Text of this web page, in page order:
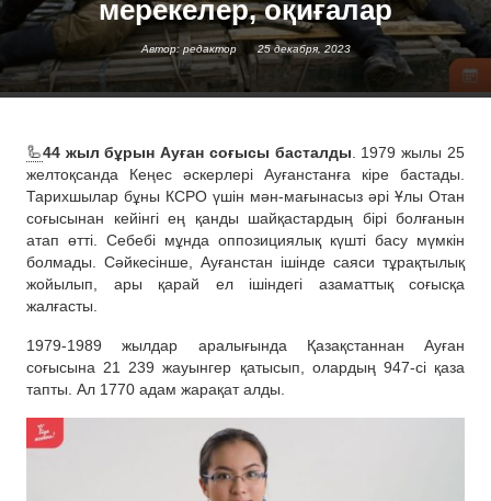
мерекелер, оқиғалар
Автор: редактор 25 декабря, 2023
🦾44 жыл бұрын Ауған соғысы басталды. 1979 жылы 25
желтоқсанда Кеңес әскерлері Ауғанстанға кіре бастады.
Тарихшылар бұны КСРО үшін мән-мағынасыз әрі Ұлы Отан
соғысынан кейінгі ең қанды шайқастардың бірі болғанын
атап өтті. Себебі мұнда оппозициялық күшті басу мүмкін
болмады. Сәйкесінше, Ауғанстан ішінде саяси тұрақтылық
жойылып, ары қарай ел ішіндегі азаматтық соғысқа
жалғасты.
1979-1989 жылдар аралығында Қазақстаннан Ауған
соғысына 21 239 жауынгер қатысып, олардың 947-cі қаза
тапты. Ал 1770 адам жарақат алды.